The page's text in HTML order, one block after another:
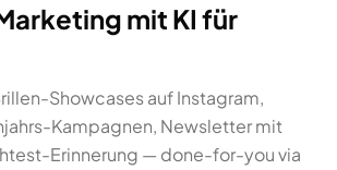
mit KI für
Showcases auf Instagram,
Kampagnen, Newsletter mit
Erinnerung — done-for-you via